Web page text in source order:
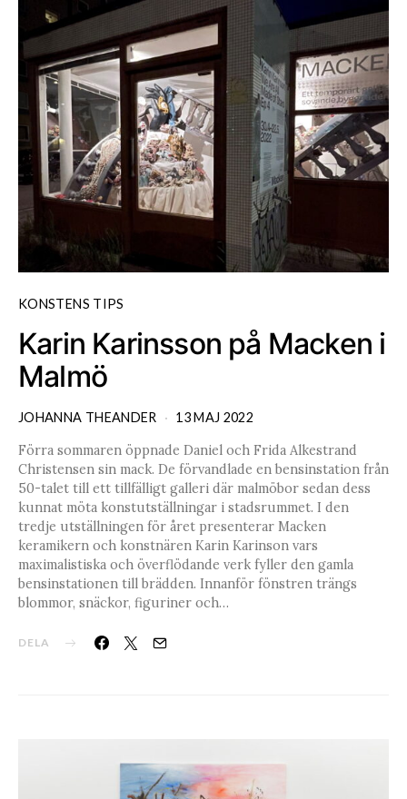
KONSTENS TIPS
Karin Karinsson på Macken i
Malmö
JOHANNA THEANDER 13 MAJ 2022
Förra sommaren öppnade Daniel och Frida Alkestrand
Christensen sin mack. De förvandlade en bensinstation från
50-talet till ett tillfälligt galleri där malmöbor sedan dess
kunnat möta konstutställningar i stadsrummet. I den
tredje utställningen för året presenterar Macken
keramikern och konstnären Karin Karinson vars
maximalistiska och överflödande verk fyller den gamla
bensinstationen till brädden. Innanför fönstren trängs
blommor, snäckor, figuriner och…
DELA